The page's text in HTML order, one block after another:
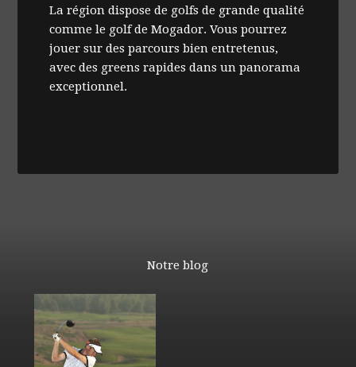
La région dispose de golfs de grande qualité
comme le golf de Mogador. Vous pourrez
jouer sur des parcours bien entretenus,
avec des greens rapides dans un panorama
exceptionnel.
Notre blog